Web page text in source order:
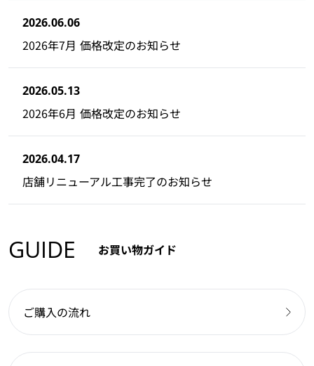
2026.06.06
2026年7月 価格改定のお知らせ
2026.05.13
2026年6月 価格改定のお知らせ
2026.04.17
店舗リニューアル工事完了のお知らせ
GUIDE お買い物ガイド
ご購入の流れ